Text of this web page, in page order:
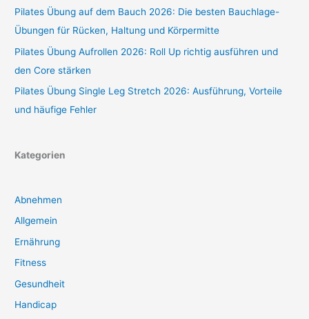
Pilates Übung auf dem Bauch 2026: Die besten Bauchlage-
Übungen für Rücken, Haltung und Körpermitte
Pilates Übung Aufrollen 2026: Roll Up richtig ausführen und
den Core stärken
Pilates Übung Single Leg Stretch 2026: Ausführung, Vorteile
und häufige Fehler
Kategorien
Abnehmen
Allgemein
Ernährung
Fitness
Gesundheit
Handicap